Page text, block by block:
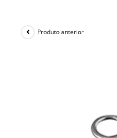
Produto anterior